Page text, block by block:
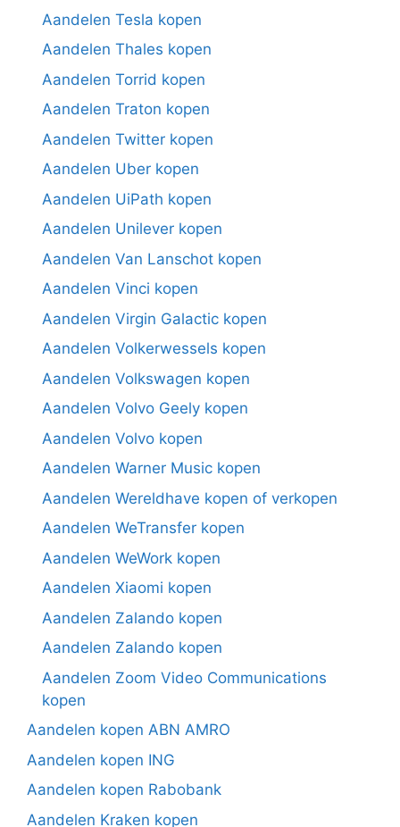
Aandelen Tesla kopen
Aandelen Thales kopen
Aandelen Torrid kopen
Aandelen Traton kopen
Aandelen Twitter kopen
Aandelen Uber kopen
Aandelen UiPath kopen
Aandelen Unilever kopen
Aandelen Van Lanschot kopen
Aandelen Vinci kopen
Aandelen Virgin Galactic kopen
Aandelen Volkerwessels kopen
Aandelen Volkswagen kopen
Aandelen Volvo Geely kopen
Aandelen Volvo kopen
Aandelen Warner Music kopen
Aandelen Wereldhave kopen of verkopen
Aandelen WeTransfer kopen
Aandelen WeWork kopen
Aandelen Xiaomi kopen
Aandelen Zalando kopen
Aandelen Zalando kopen
Aandelen Zoom Video Communications
kopen
Aandelen kopen ABN AMRO
Aandelen kopen ING
Aandelen kopen Rabobank
Aandelen Kraken kopen